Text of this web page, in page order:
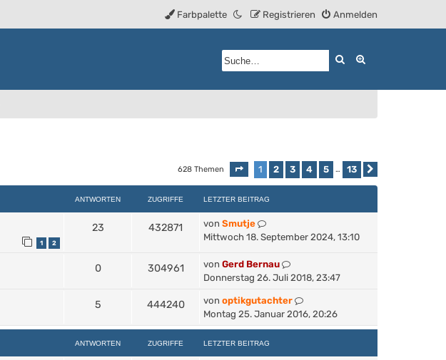
Anmelden
Registrieren
Farbpalette
Suche
628 Themen Seite 1von 13
1 2 3 4 5 … 13
ANTWORTEN ZUGRIFFE LETZTER BEITRAG
1 2
23 432871 von Smutje
Mittwoch 18. September 2024, 13:10
0 304961 von Gerd Bernau
Donnerstag 26. Juli 2018, 23:47
5 444240 von optikgutachter
Montag 25. Januar 2016, 20:26
ANTWORTEN ZUGRIFFE LETZTER BEITRAG